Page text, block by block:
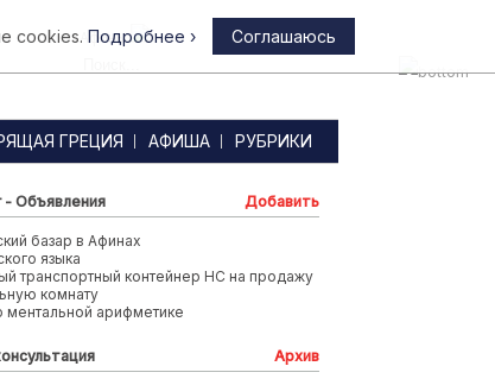
Афины
ГРЕЦИЯ АФИША РУБРИКИ
- Объявления Добавить
базар в Афинах
языка
транспортный контейнер HC на продажу
комнату
ментальной арифметике
Архив
cookies. Подробнее › Соглашаюсь